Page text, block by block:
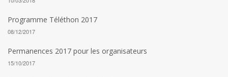
Programme Téléthon 2017
08/12/2017
Permanences 2017 pour les organisateurs
15/10/2017